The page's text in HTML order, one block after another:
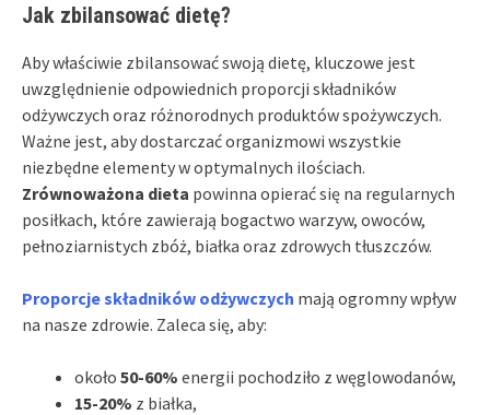
Jak zbilansować dietę?
Aby właściwie zbilansować swoją dietę, kluczowe jest
uwzględnienie odpowiednich proporcji składników
odżywczych oraz różnorodnych produktów spożywczych.
Ważne jest, aby dostarczać organizmowi wszystkie
niezbędne elementy w optymalnych ilościach.
Zrównoważona dieta powinna opierać się na regularnych
posiłkach, które zawierają bogactwo warzyw, owoców,
pełnoziarnistych zbóż, białka oraz zdrowych tłuszczów.
Proporcje składników odżywczych mają ogromny wpływ
na nasze zdrowie. Zaleca się, aby:
około 50-60% energii pochodziło z węglowodanów,
15-20% z białka,